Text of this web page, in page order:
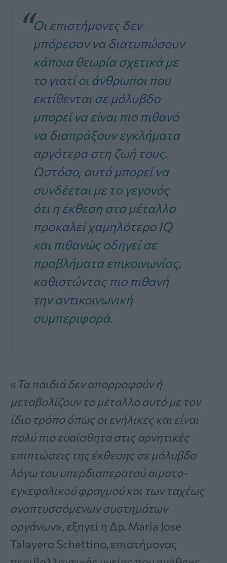
Οι επιστήμονες δεν
μπόρεσαν να διατυπώσουν
κάποια θεωρία σχετικά με
το γιατί οι άνθρωποι που
εκτίθενται σε μόλυβδο
μπορεί να είναι πιο πιθανό
να διαπράξουν εγκλήματα
αργότερα στη ζωή τους.
Ωστόσο, αυτό μπορεί να
συνδέεται με το γεγονός
ότι η έκθεση στο μέταλλο
προκαλεί χαμηλότερο IQ
και πιθανώς οδηγεί σε
προβλήματα επικοινωνίας,
καθιστώντας πιο πιθανή
την αντικοινωνική
συμπεριφορά.
« Τα παιδιά δεν απορροφούν ή
μεταβολίζουν το μέταλλο αυτό με τον
ίδιο τρόπο όπως οι ενήλικες και είναι
πολύ πιο ευαίσθητα στις αρνητικές
επιπτώσεις της έκθεσης σε μόλυβδο
λόγω του υπερδιαπερατού αιματο-
εγκεφαλικού φραγμού και των ταχέως
αναπτυσσόμενων συστημάτων
οργάνων», εξηγεί η Δρ. Maria Jose
Talayero Schettino, επιστήμονας